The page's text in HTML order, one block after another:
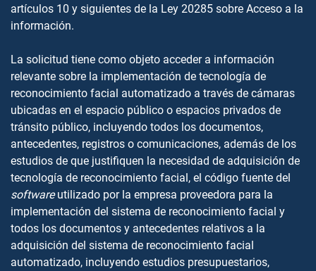
artículos 10 y siguientes de la Ley 20285 sobre Acceso a la
información.
La solicitud tiene como objeto acceder a información
relevante sobre la implementación de tecnología de
reconocimiento facial automatizado a través de cámaras
ubicadas en el espacio público o espacios privados de
tránsito público, incluyendo todos los documentos,
antecedentes, registros o comunicaciones, además de los
estudios de que justifiquen la necesidad de adquisición de
tecnología de reconocimiento facial, el código fuente del
softwareutilizado por la empresa proveedora para la
implementación del sistema de reconocimiento facial y
todos los documentos y antecedentes relativos a la
adquisición del sistema de reconocimiento facial
automatizado, incluyendo estudios presupuestarios,